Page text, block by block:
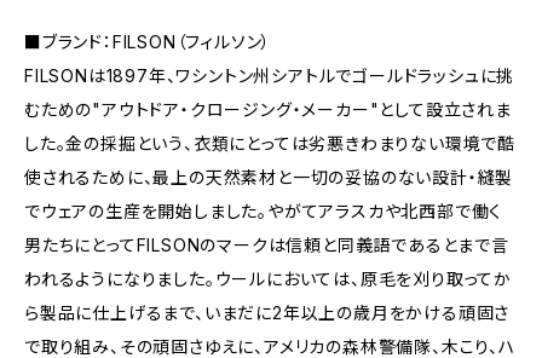
■ブランド：FILSON（フィルソン）
FILSONは1897年、ワシントン州シアトルでゴールドラッシュに挑
むための"アウトドア・クロージング・メーカー"として設立されま
した。金の採掘という、衣類にとっては劣悪きわまりない環境で酷
使されるために、最上の天然素材と一切の妥協のない設計・縫製
でウェアの生産を開始しました。やがてアラスカや北西部で働く
男たちにとってFILSONのマークは信頼と同義語であるとまで言
われるようになりました。ウールにおいては、原毛を刈り取ってか
ら製品に仕上げるまで、いまだに2年以上の歳月をかける頑固さ
で取り組み、その頑固さゆえに、アメリカの森林警備隊、木こり、ハ